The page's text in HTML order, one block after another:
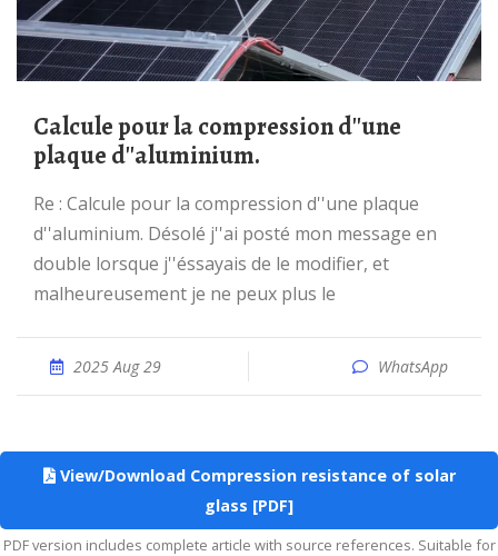
Calcule pour la compression d''une
plaque d''aluminium.
Re : Calcule pour la compression d''une plaque
d''aluminium. Désolé j''ai posté mon message en
double lorsque j''éssayais de le modifier, et
malheureusement je ne peux plus le
2025 Aug 29 WhatsApp
View/Download Compression resistance of solar
glass [PDF]
PDF version includes complete article with source references. Suitable for